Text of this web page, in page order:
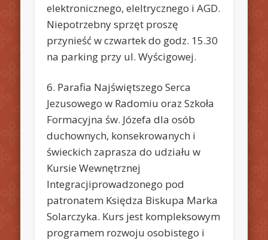
elektronicznego, eleltrycznego i AGD.
Niepotrzebny sprzęt proszę
przynieść w czwartek do godz. 15.30
na parking przy ul. Wyścigowej.
6. Parafia Najświętszego Serca
Jezusowego w Radomiu oraz Szkoła
Formacyjna św. Józefa dla osób
duchownych, konsekrowanych i
świeckich zaprasza do udziału w
Kursie Wewnętrznej
Integracjiprowadzonego pod
patronatem Księdza Biskupa Marka
Solarczyka. Kurs jest kompleksowym
programem rozwoju osobistego i